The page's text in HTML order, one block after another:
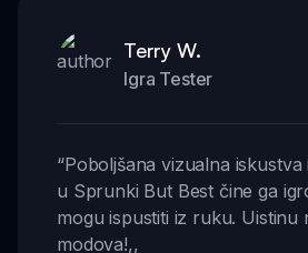
Terry W.
Igra Tester
“Poboljšana vizualna
u Sprunki But Best čine ga
mogu ispustiti iz ruku. Uistinu
modova!,,